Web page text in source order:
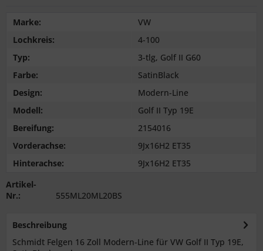
Marke:
VW
Lochkreis:
4-100
Typ:
3-tlg, Golf II G60
Farbe:
SatinBlack
Design:
Modern-Line
Modell:
Golf II Typ 19E
Bereifung:
2154016
Vorderachse:
9Jx16H2 ET35
Hinterachse:
9Jx16H2 ET35
Artikel-
Nr.:
555ML20ML20BS
Beschreibung
Schmidt Felgen 16 Zoll Modern-Line für VW Golf II Typ 19E,